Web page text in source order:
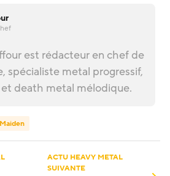
est rédacteur en chef de
spécialiste metal progressif,
death metal mélodique.
ACTU HEAVY METAL
SUIVANTE